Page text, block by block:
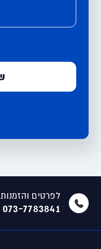
לפרטים והזמנות
073-7783841